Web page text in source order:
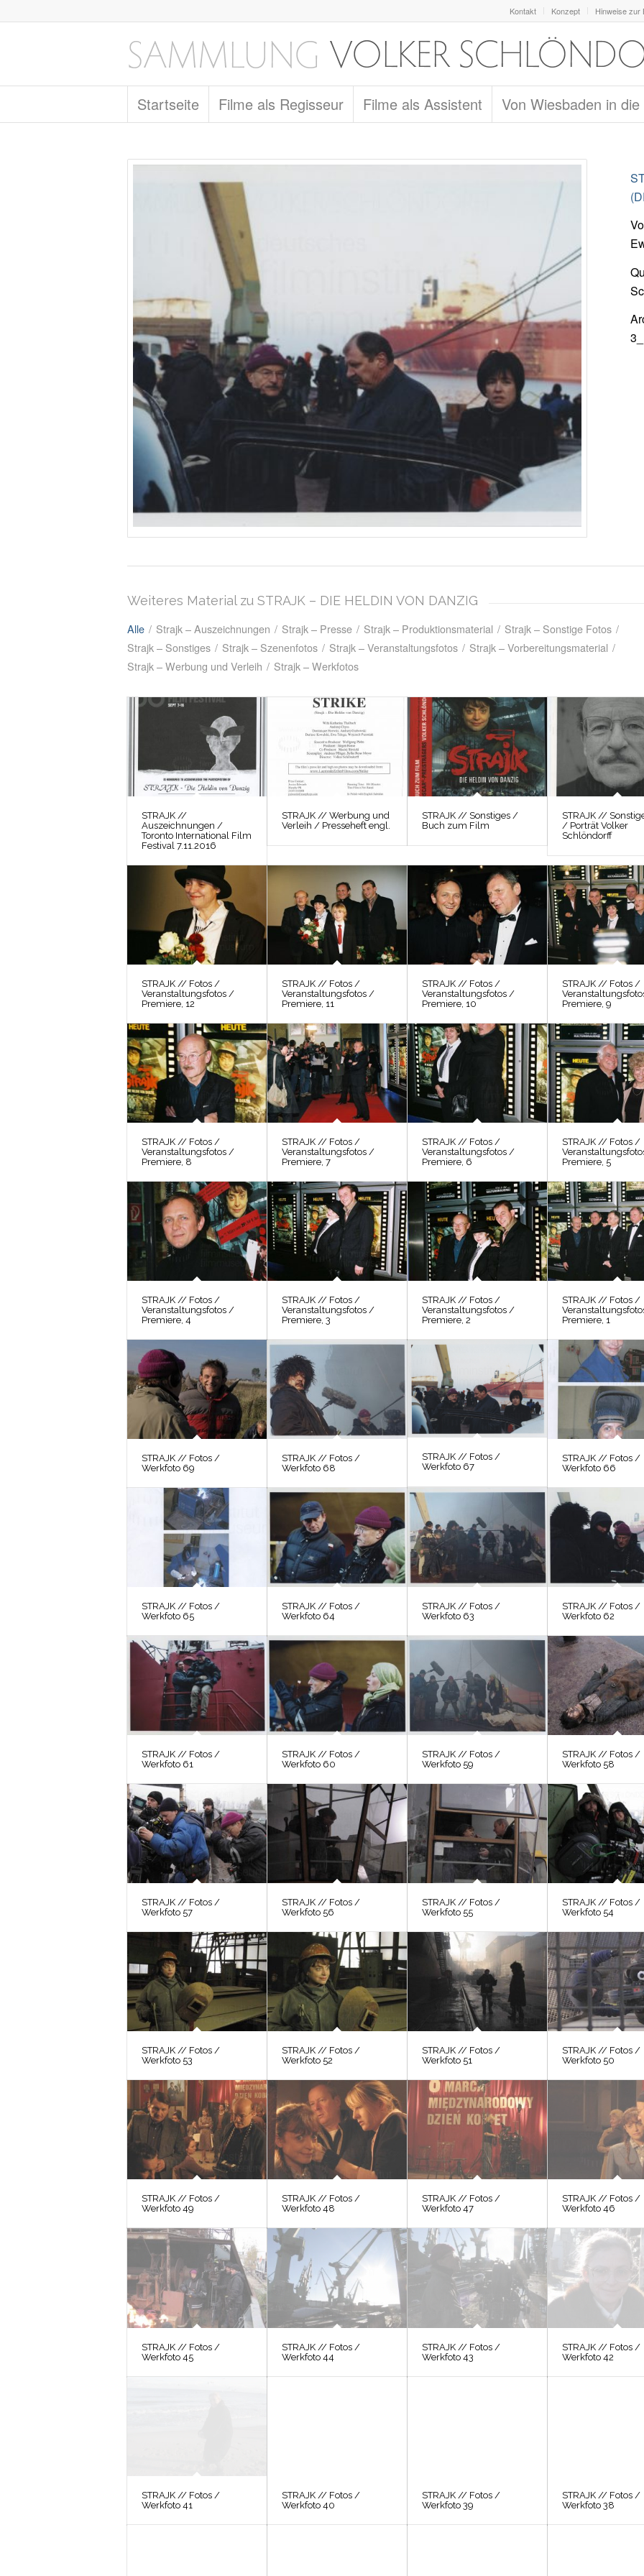
Kontakt Konzept Hinweise zur
Startseite Filme als Regisseur Filme als Assistent Von Wiesbaden in die
Weiteres Material zu STRAJK – DIE HELDIN VON DANZIG
Alle / Strajk – Auszeichnungen / Strajk – Presse / Strajk – Produktionsmaterial / Strajk – Sonstige Fotos /
Strajk – Sonstiges / Strajk – Szenenfotos / Strajk – Veranstaltungsfotos / Strajk – Vorbereitungsmaterial /
Strajk – Werbung und Verleih / Strajk – Werkfotos
STRAJK //
Auszeichnungen /
Toronto International Film
Festival 7.11.2016
STRAJK // Werbung und
Verleih / Presseheft engl.
STRAJK // Sonstiges /
Buch zum Film
STRAJK //
/ Porträt Volker
Schlöndorff
STRAJK // Fotos /
Veranstaltungsfotos /
Premiere, 12
STRAJK // Fotos /
Veranstaltungsfotos /
Premiere, 11
STRAJK // Fotos /
Veranstaltungsfotos /
Premiere, 10
STRAJK // Fotos /
Premiere, 9
STRAJK // Fotos /
Veranstaltungsfotos /
Premiere, 8
STRAJK // Fotos /
Veranstaltungsfotos /
Premiere, 7
STRAJK // Fotos /
Veranstaltungsfotos /
Premiere, 6
STRAJK // Fotos /
Premiere, 5
STRAJK // Fotos /
Veranstaltungsfotos /
Premiere, 4
STRAJK // Fotos /
Veranstaltungsfotos /
Premiere, 3
STRAJK // Fotos /
Veranstaltungsfotos /
Premiere, 2
STRAJK // Fotos /
Premiere, 1
STRAJK // Fotos /
Werkfoto 69
STRAJK // Fotos /
Werkfoto 68
STRAJK // Fotos /
Werkfoto 67
STRAJK // Fotos /
Werkfoto 66
STRAJK // Fotos /
Werkfoto 65
STRAJK // Fotos /
Werkfoto 64
STRAJK // Fotos /
Werkfoto 63
STRAJK // Fotos /
Werkfoto 62
STRAJK // Fotos /
Werkfoto 61
STRAJK // Fotos /
Werkfoto 60
STRAJK // Fotos /
Werkfoto 59
STRAJK // Fotos /
Werkfoto 58
STRAJK // Fotos /
Werkfoto 57
STRAJK // Fotos /
Werkfoto 56
STRAJK // Fotos /
Werkfoto 55
STRAJK // Fotos /
Werkfoto 54
STRAJK // Fotos /
Werkfoto 53
STRAJK // Fotos /
Werkfoto 52
STRAJK // Fotos /
Werkfoto 51
STRAJK // Fotos /
Werkfoto 50
STRAJK // Fotos /
Werkfoto 49
STRAJK // Fotos /
Werkfoto 48
STRAJK // Fotos /
Werkfoto 47
STRAJK // Fotos /
Werkfoto 46
STRAJK // Fotos /
Werkfoto 45
STRAJK // Fotos /
Werkfoto 44
STRAJK // Fotos /
Werkfoto 43
STRAJK // Fotos /
Werkfoto 42
STRAJK // Fotos /
Werkfoto 41
STRAJK // Fotos /
Werkfoto 40
STRAJK // Fotos /
Werkfoto 39
STRAJK // Fotos /
Werkfoto 38